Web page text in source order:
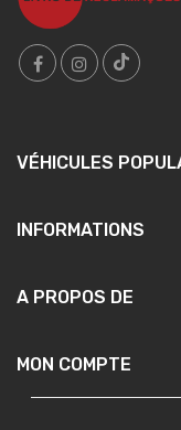
VÉHICULES
INFORMATIONS
A PROPOS DE
MON COMPTE